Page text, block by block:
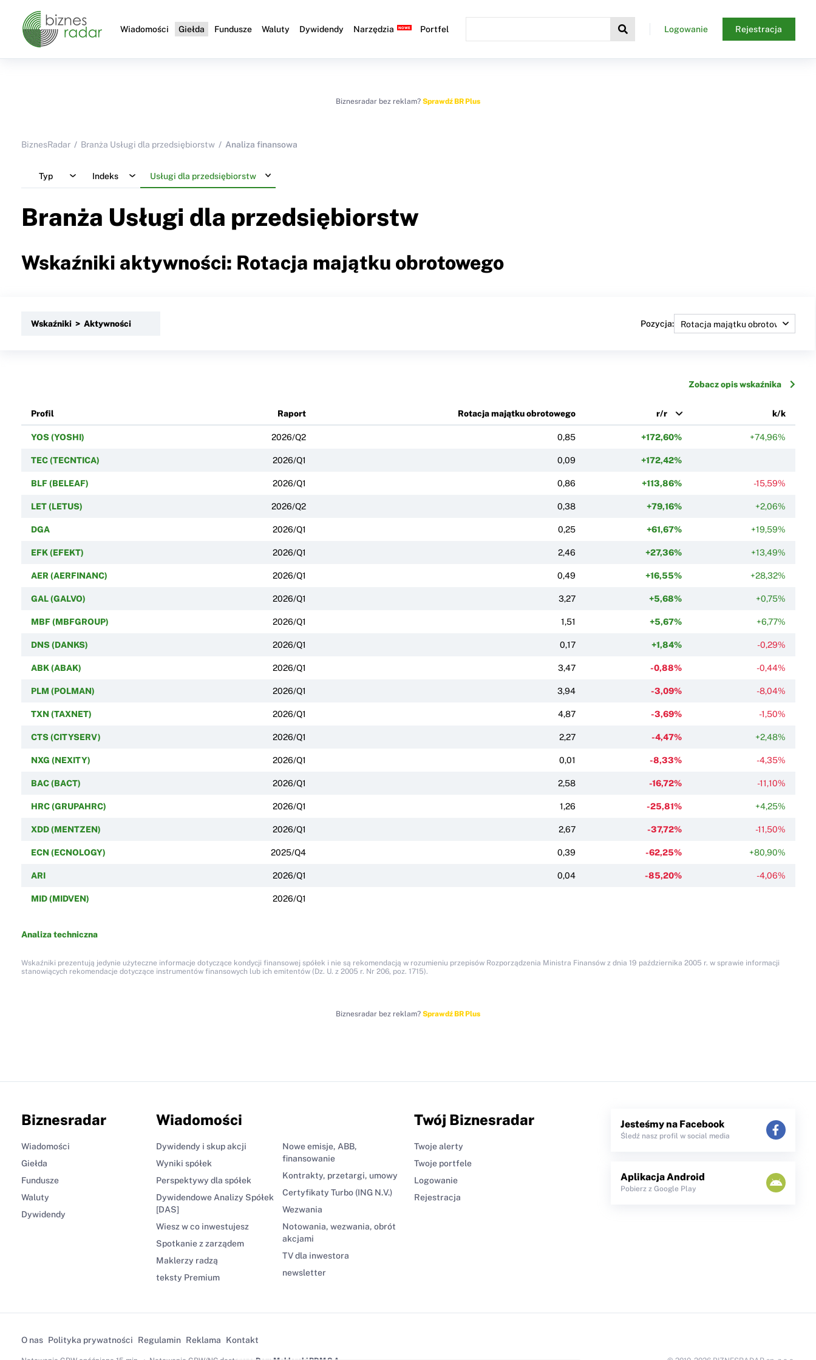
Wiadomości Giełda Fundusze Waluty Dywidendy Narzędzia Portfel Logowanie Rejestracja
Biznesradar bez reklam? Sprawdź BR Plus
BiznesRadar Branża Usługi dla przedsiębiorstw Analiza finansowa
Typ Indeks Usługi dla przedsiębiorstw
Branża Usługi dla przedsiębiorstw
Wskaźniki aktywności: Rotacja majątku obrotowego
Wskaźniki > Aktywności Pozycja:
Zobacz opis wskaźnika
Profil Raport Rotacja majątku obrotowego r/r k/k
YOS (YOSHI) 2026/Q2 0,85 +172,60% +74,96%
TEC (TECNTICA) 2026/Q1 0,09 +172,42%
BLF (BELEAF) 2026/Q1 0,86 +113,86% -15,59%
LET (LETUS) 2026/Q2 0,38 +79,16% +2,06%
DGA 2026/Q1 0,25 +61,67% +19,59%
EFK (EFEKT) 2026/Q1 2,46 +27,36% +13,49%
AER (AERFINANC) 2026/Q1 0,49 +16,55% +28,32%
GAL (GALVO) 2026/Q1 3,27 +5,68% +0,75%
MBF (MBFGROUP) 2026/Q1 1,51 +5,67% +6,77%
DNS (DANKS) 2026/Q1 0,17 +1,84% -0,29%
ABK (ABAK) 2026/Q1 3,47 -0,88% -0,44%
PLM (POLMAN) 2026/Q1 3,94 -3,09% -8,04%
TXN (TAXNET) 2026/Q1 4,87 -3,69% -1,50%
CTS (CITYSERV) 2026/Q1 2,27 -4,47% +2,48%
NXG (NEXITY) 2026/Q1 0,01 -8,33% -4,35%
BAC (BACT) 2026/Q1 2,58 -16,72% -11,10%
HRC (GRUPAHRC) 2026/Q1 1,26 -25,81% +4,25%
XDD (MENTZEN) 2026/Q1 2,67 -37,72% -11,50%
ECN (ECNOLOGY) 2025/Q4 0,39 -62,25% +80,90%
ARI 2026/Q1 0,04 -85,20% -4,06%
MID (MIDVEN) 2026/Q1
Analiza techniczna
Wskaźniki prezentują jedynie użyteczne informacje dotyczące kondycji finansowej spółek i nie są rekomendacją w rozumieniu przepisów Rozporządzenia Ministra Finansów z dnia 19 października 2005 r. w sprawie informacji
stanowiących rekomendacje dotyczące instrumentów finansowych lub ich emitentów (Dz. U. z 2005 r. Nr 206, poz. 1715).
Biznesradar bez reklam? Sprawdź BR Plus
Biznesradar
Wiadomości
Giełda
Fundusze
Waluty
Dywidendy
Wiadomości
Dywidendy i skup akcji
Wyniki spółek
Perspektywy dla spółek
Dywidendowe Analizy Spółek
[DAS]
Wiesz w co inwestujesz
Spotkanie z zarządem
Maklerzy radzą
teksty Premium
Nowe emisje, ABB,
finansowanie
Kontrakty, przetargi, umowy
Certyfikaty Turbo (ING N.V.)
Wezwania
Notowania, wezwania, obrót
akcjami
TV dla inwestora
newsletter
Twój Biznesradar
Twoje alerty
Twoje portfele
Logowanie
Rejestracja
Jesteśmy na Facebook
Śledź nasz profil w social media
Aplikacja Android
Pobierz z Google Play
O nas Polityka prywatności Regulamin Reklama Kontakt